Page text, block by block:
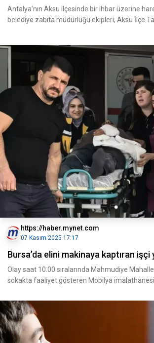
Antalya’nın Aksu ilçesinde bir ihbar üzerine
belediye zabıta müdürlüğü ekipleri, Aksu İlçe
https://haber.mynet.com
07 Kasım 2025 17:17
Bursa’da elini makinaya kaptıran işçi
Olay saat 10.00 sıralarında Mahmudiye
sokakta faaliyet gösteren Mobilya